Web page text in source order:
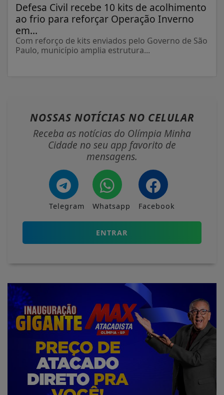
Defesa Civil recebe 10 kits de acolhimento
ao frio para reforçar Operação Inverno
em...
Com reforço de kits enviados pelo Governo de São
Paulo, município amplia estrutura...
NOSSAS NOTÍCIAS NO CELULAR
Receba as notícias do Olímpia Minha
Cidade no seu app favorito de
mensagens.
Telegram Whatsapp Facebook
ENTRAR